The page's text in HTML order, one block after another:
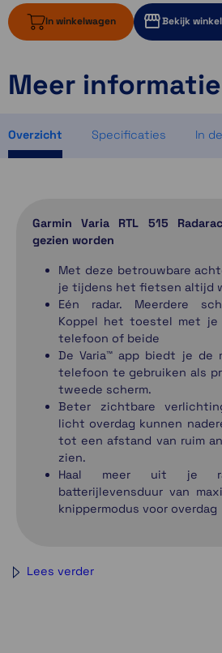
In winkelwagen Bekijk
ruim op voorraad
ruim op voorraad
Meer informatie
Overzicht Specificaties In
Garmin Varia RTL 515
gezien worden
Met deze betrouwbare
je tijdens het fietsen altijd
Eén radar. Meerdere
Koppel het toestel met je
telefoon of beide
De Varia™ app biedt je de
telefoon te gebruiken als
tweede scherm.
Beter zichtbare
licht overdag kunnen
tot een afstand van ruim
zien.
Haal meer uit je
batterijlevensduur van
knippermodus voor overdag
Lees verder